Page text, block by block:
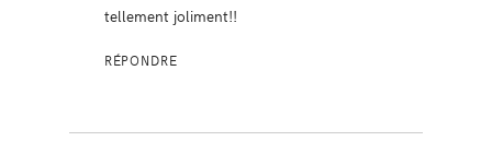
tellement joliment!!
RÉPONDRE